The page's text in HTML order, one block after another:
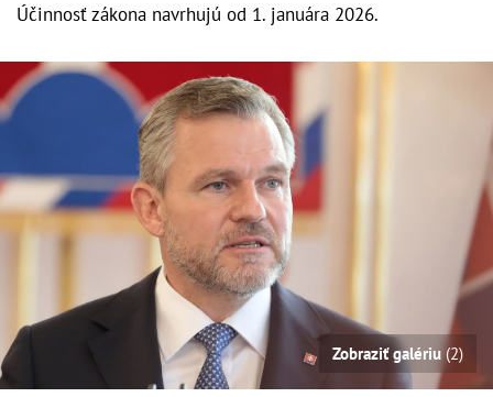
Účinnosť zákona navrhujú od 1. januára 2026.
Zobraziť galériu (2)